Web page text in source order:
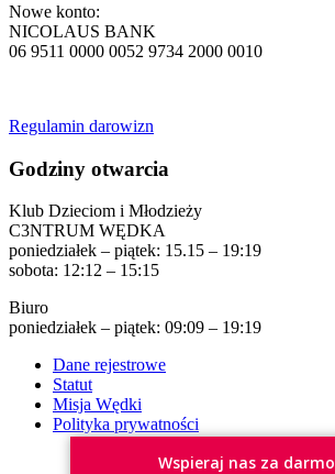
Nowe konto:
NICOLAUS BANK
06 9511 0000 0052 9734 2000 0010
Regulamin darowizn
Godziny otwarcia
Klub Dzieciom i Młodzieży
C3NTRUM WĘDKA
poniedziałek – piątek: 15.15 – 19:19
sobota: 12:12 – 15:15
Biuro
poniedziałek – piątek: 09:09 – 19:19
Dane rejestrowe
Statut
Misja Wędki
Polityka prywatności
© Wędka 2025 Stworzone przez Lemonweb.pl
Wspieraj nas za darmo